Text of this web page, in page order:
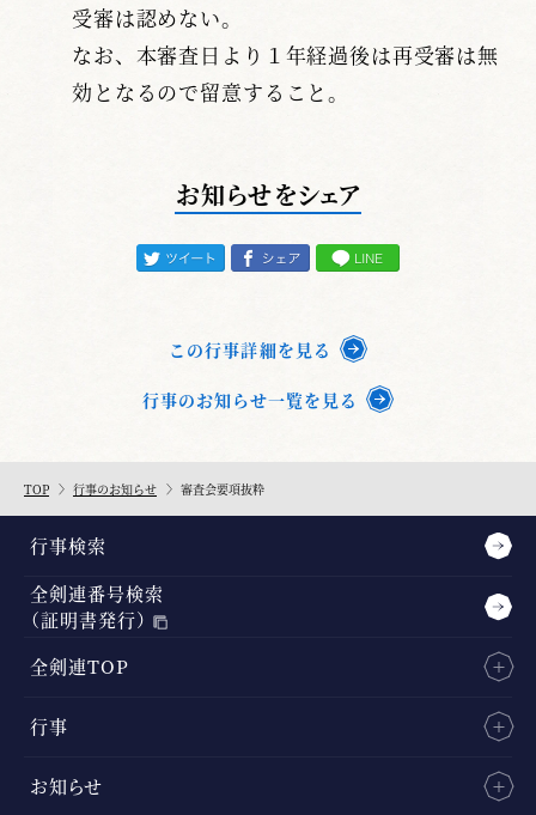
受審は認めない。
なお、本審査日より１年経過後は再受審は無
効となるので留意すること。
お知らせをシェア
この行事詳細を見る
行事のお知らせ一覧を見る
TOP 行事のお知らせ 審査会要項抜粋
行事検索
全剣連番号検索
（証明書発行）
全剣連TOP
行事
お知らせ